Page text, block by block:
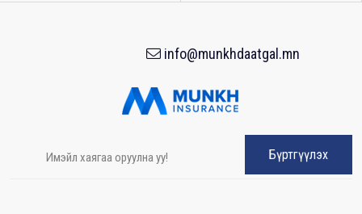
info@munkhdaatgal.mn
Бүртгүүлэх